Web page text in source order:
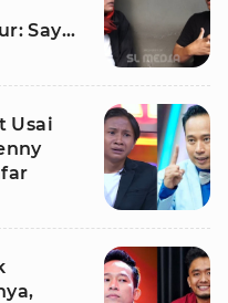
Saya
Usai